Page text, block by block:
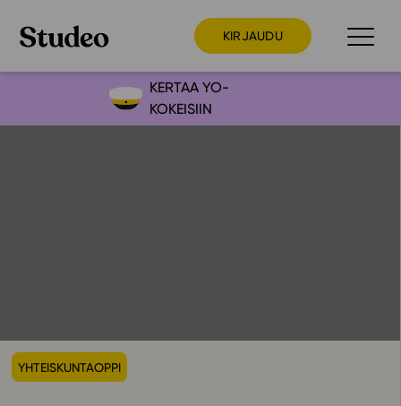
KIRJAUDU
Preppaaja
Yläkoulu
Lukio
KERTAA YO-
KOKEISIIN
YHTEISKUNTAOPPI